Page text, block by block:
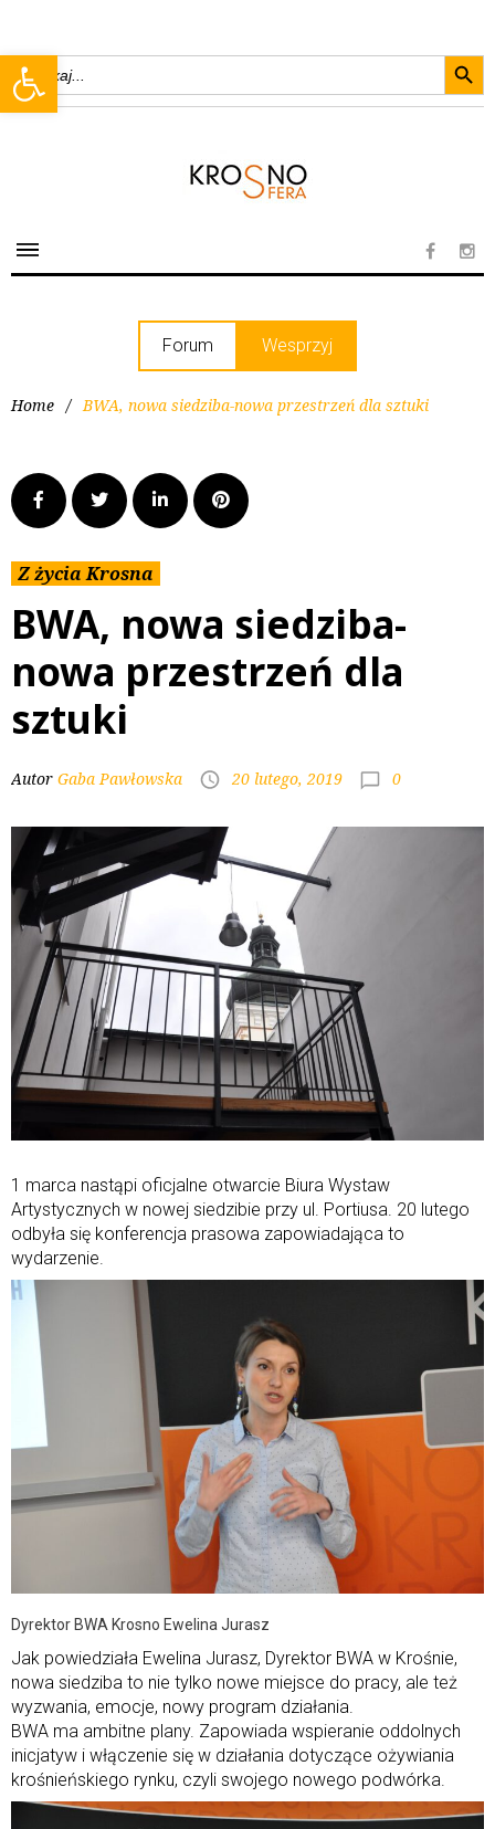
Open toolbar
Search
for:
Forum Wesprzyj
Home / BWA, nowa siedziba-nowa przestrzeń dla sztuki
Z życia Krosna
BWA, nowa siedziba-
nowa przestrzeń dla
sztuki
Autor Gaba Pawłowska 20 lutego, 2019 0
1 marca nastąpi oficjalne otwarcie Biura Wystaw
Artystycznych w nowej siedzibie przy ul. Portiusa. 20 lutego
odbyła się konferencja prasowa zapowiadająca to
wydarzenie.
Dyrektor BWA Krosno Ewelina Jurasz
Jak powiedziała Ewelina Jurasz, Dyrektor BWA w Krośnie,
nowa siedziba to nie tylko nowe miejsce do pracy, ale też
wyzwania, emocje, nowy program działania.
BWA ma ambitne plany. Zapowiada wspieranie oddolnych
inicjatyw i włączenie się w działania dotyczące ożywiania
krośnieńskiego rynku, czyli swojego nowego podwórka.